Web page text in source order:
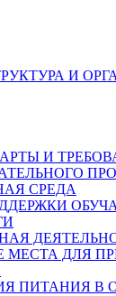
И
И
СРЕДА
МЕСТА ДЛЯ
ПИТАНИЯ В